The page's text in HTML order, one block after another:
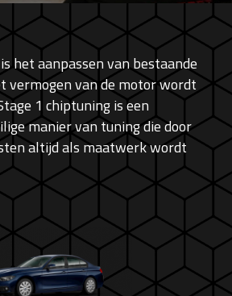
het aanpassen van bestaande
vermogen van de motor wordt
1 chiptuning is een
manier van tuning die door
altijd als maatwerk wordt